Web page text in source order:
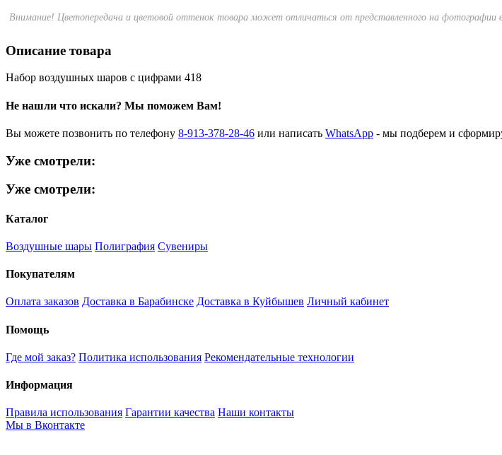
Внимание! Цветопередача и цветовой оттенок товара может отличаться от представленного на фотографии
Описание товара
Набор воздушных шаров с цифрами 418
Не нашли что искали? Мы поможем Вам!
Вы можете позвонить по телефону 8-913-378-28-46 или написать WhatsApp - мы подберем и
Уже смотрели:
Уже смотрели:
Каталог
Воздушные шары Полиграфия Сувениры
Покупателям
Оплата заказов Доставка в Барабинске Доставка в Куйбышев Личный кабинет
Помощь
Где мой заказ? Политика использования Рекомендательные технологии
Информация
Правила использования Гарантии качества Наши контакты
Мы в Вконтакте